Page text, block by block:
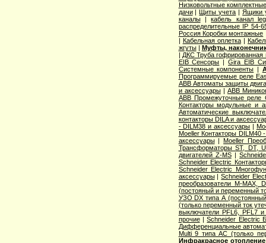
Низковольтные
дачи|Щиты учета |Ящики
каналы|кабель канал
распределительные IP 54-
Россия Коробки монтажные
| Кабельная оплетка|
жгуты| Муфты,
| ДКС Труба гофрированная
EIB Сенсоры |Gira EIB
Системные компоненты |
Программируемые реле
ABB Автоматы защиты
и аксессуары|ABB
ABB Промежуточные реле
Контакторы модульные и
Автоматические
контакторы DILA и
- DILM38 и аксессуары |
Moeller Контакторы DILM40
аксессуары|Moeller
Трансформаторы ST, DT,
двигателей Z-MS|
Schneider Electric
Schneider Electric
аксессуары|Schneider
преобразователи M-MAX,
(постояный и переменный
УЗО DX типа А
(только переменный ток
выключатели PFL6, PFL7 и
прочие|Schneider Electric
Дифференциальные
Multi 9 типа АС (только
Инфракрасное отопление